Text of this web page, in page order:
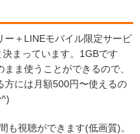
ー＋LINEモバイル限定サービ
まっています。1GBです
ま使うことができるので、
方には月額500円〜使えるの
も視聴ができます(低画質)。